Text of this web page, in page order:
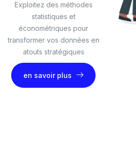
Exploitez des méthodes
statistiques et
économétriques pour
transformer vos données en
atouts stratégiques
en savoir plus